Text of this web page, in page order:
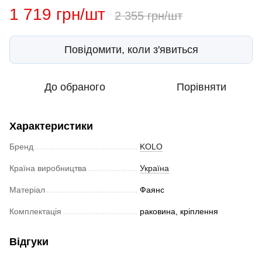
1 719 грн/шт 2 355 грн/шт
Повідомити, коли з'явиться
До обраного Порівняти
Характеристики
Бренд KOLO
Країна виробництва Україна
Матеріал Фаянс
Комплектація раковина, кріплення
Відгуки